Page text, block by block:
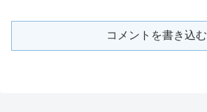
コメントを書き込む